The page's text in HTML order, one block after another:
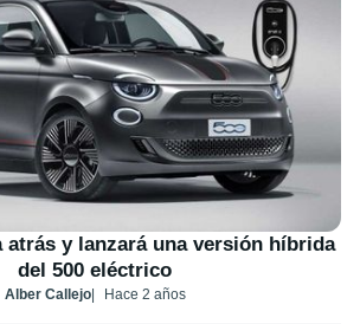
atrás y lanzará una versión híbrida
del 500 eléctrico
Alber Callejo Hace 2 años